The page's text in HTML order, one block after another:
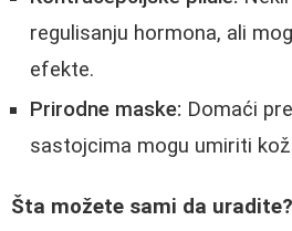
regulisanju hormona, ali
efekte.
Prirodne maske: Domaći
sastojcima mogu umiriti
Šta možete sami da uradite?